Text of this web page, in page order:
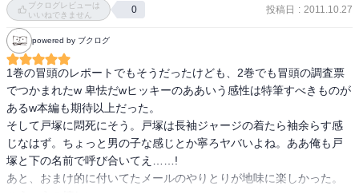
する。とはいえ、八幡の気持ちもわかってしまうのがなんともなー
ｗ いずれにせよ、3巻が楽しみです。
いんだよ…．
そんなわけで「はまち」２巻を読んだよ．
３巻が楽しみだー．
ブクログレビューは
いいねできません
0 投稿日 : 2011.10.27
powered by ブクログ
1巻の冒頭のレポートでもそうだったけども、2巻でも冒頭の調査票
でつかまれたw 卑怯だwヒッキーのああいう感性は特筆すべきものが
あるw本編も期待以上だった。
そして戸塚に悶死にそう。戸塚は長袖ジャージの着たら袖余らす感
じなはず。ちょっと男の子な感じとか寧ろヤバいよね。ああ俺も戸
塚と下の名前で呼び合いてえ……!
あと、おまけ的に付いてたメールのやりとりが地味に楽しかった。